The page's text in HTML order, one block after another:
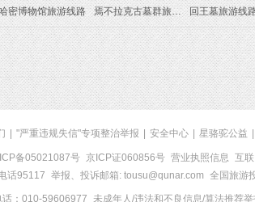
密博物馆旅游线路 焉不拉克古墓群旅游线路 回王墓旅游线
"严重违规失信"专项整治举报 安全中心 星骆驼公益
备05021087号 京ICP证060856号 营业执照信息 互
话95117 举报、投诉邮箱: tousu@qunar.com 全国旅游
话：010-59606977 未成年人/违法和不良信息/算法推荐